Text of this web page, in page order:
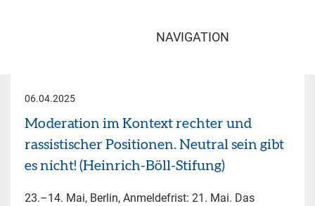
NAVIGATION
06.04.2025
Moderation im Kontext rechter und
rassistischer Positionen. Neutral sein gibt
es nicht! (Heinrich-Böll-Stifung)
23.–14. Mai, Berlin, Anmeldefrist: 21. Mai. Das